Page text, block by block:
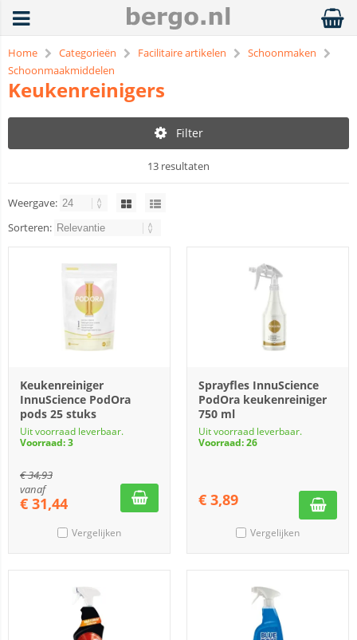
Home Categorieën Facilitaire artikelen
Schoonmaken
Schoonmaakmiddelen
Keukenreinigers
Filter
13 resultaten
Weergave:
Sorteren:
Keukenreiniger
InnuScience PodOra
pods 25 stuks
Uit voorraad leverbaar.
Voorraad: 3
€34,93
vanaf
€ 31,44
Vergelijken
Sprayfles InnuScience
PodOra keukenreiniger
750 ml
Uit voorraad leverbaar.
Voorraad: 26
€ 3,89
Vergelijken